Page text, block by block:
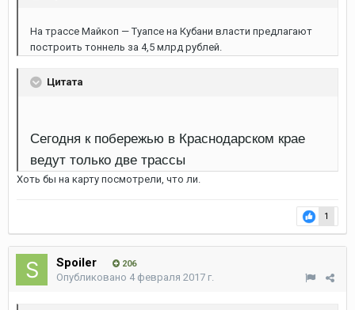
На трассе Майкоп — Туапсе на Кубани власти предлагают
построить тоннель за 4,5 млрд рублей.
Цитата
Сегодня к побережью в Краснодарском крае
ведут только две трассы
Хоть бы на карту посмотрели, что ли.
1
Spoiler 206
Опубликовано 4 февраля 2017 г.